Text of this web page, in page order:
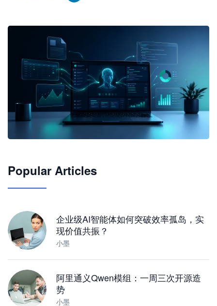
JimoClaw 桌面 AI Agent 工作台
Popular Articles
企业级AI智能体如何突破效率孤岛，实
现价值共振？
小墨
阿里通义Qwen模组：一周三次开源造
势
小墨